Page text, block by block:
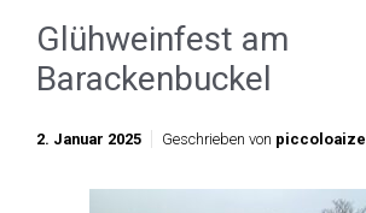
Glühweinfest am
Barackenbuckel
2. Januar 2025 Geschrieben von piccoloaize